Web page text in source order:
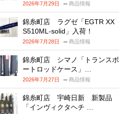
2026年7月29日 商品情報
錦糸町店 ラグゼ「EGTR XX
S510ML-solid」入荷！
2026年7月28日 商品情報
錦糸町店 シマノ「トランスポ
ートロッドケース」…
2026年7月27日 商品情報
錦糸町店 宇崎日新 新製品
「インヴィクタヘチ …